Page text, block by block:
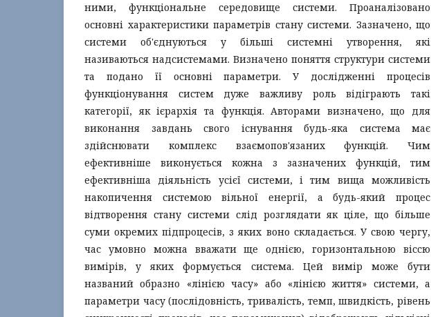
ними, функціональне середовище системи. Проаналізовано
основні характеристики параметрів стану системи. Зазначено, що
системи об'єднуються у більші системні утворення, які
називаються надсистемами. Визначено поняття структури системи
та подано її основні параметри. У дослідженні процесів
функціонування систем дуже важливу роль відіграють такі
категорії, як ієрархія та функція. Авторами визначено, що для
виконання завдань свого існування будь-яка система має
здійснювати комплекс взаємопов'язаних функцій. Чим
ефективніше виконується кожна з зазначених функцій, тим
ефективніша діяльність усієї системи, і тим вища можливість
накопичення системою вільної енергії, а будь-який процес
відтворення стану системи слід розглядати як ціле, що більше
суми окремих підпроцесів, з яких воно складається. У свою чергу,
час умовно можна вважати ще однією, горизонтальною віссю
вимірів, у яких формується система. Цей вимір може бути
названий образно «лінією часу» або «лінією життя» системи, а
параметри часу (послідовність, тривалість, темп, швидкість, рівень